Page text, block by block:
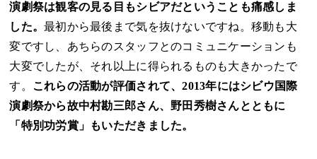
演劇祭は観客の見る目もシビアだということも痛感しま
した。最初から最後まで気を抜けないですね。移動も大
変ですし、あちらのスタッフとのコミュニケーションも
大変でしたが、それ以上に得られるものも大きかったで
す。 これらの活動が評価されて、2013年にはシビウ国際
演劇祭から故中村勘三郎さん、野田秀樹さんとともに
「特別功労賞」もいただきました。